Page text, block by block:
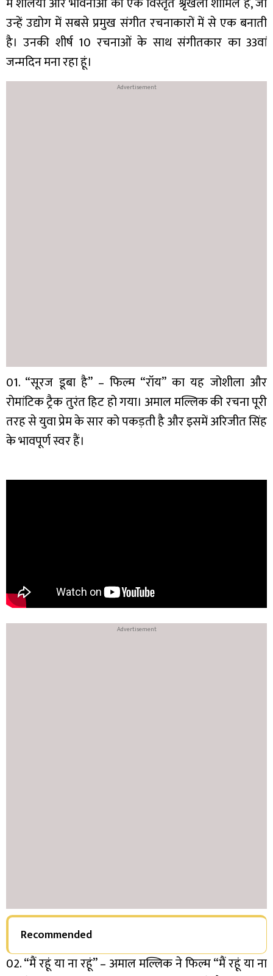
उन्हें उद्योग में सबसे प्रमुख संगीत रचनाकारों में से एक बनाती
है। उनकी शीर्ष 10 रचनाओं के साथ संगीतकार का 33वां
जन्मदिन मना रहा हूं।
01. “सूरज डूबा है” – फिल्म “रॉय” का यह जोशीला और
रोमांटिक ट्रैक तुरंत हिट हो गया। अमाल मल्लिक की रचना पूरी
तरह से युवा प्रेम के सार को पकड़ती है और इसमें अरिजीत सिंह
के भावपूर्ण स्वर हैं।
Recommended
02. “मैं रहूं या ना रहूं” – अमाल मल्लिक ने फिल्म “मैं रहूं या ना